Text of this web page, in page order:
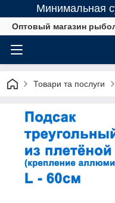
Минимальная
Оптовый магазин
Товари та послуги